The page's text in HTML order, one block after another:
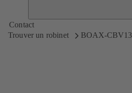
Contact
Trouver un robinet
BOAX-CBV13